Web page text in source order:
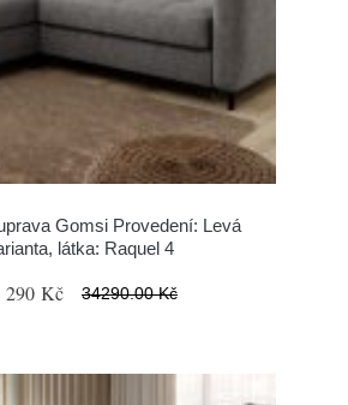
Gomsi Provedení: Levá
látka: Raquel 4
290 Kč 34290.00 Kč